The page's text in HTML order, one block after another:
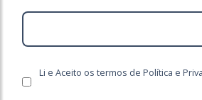
Li e Aceito os termos de Política e